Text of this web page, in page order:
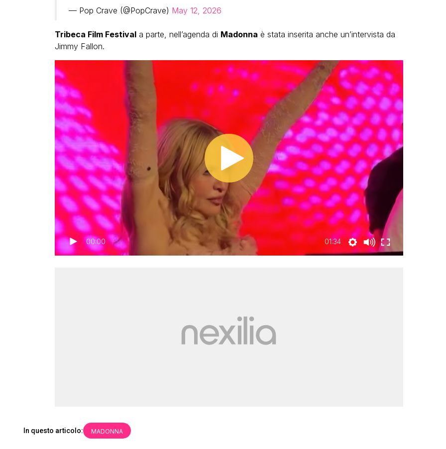
— Pop Crave (@PopCrave) May 12, 2026
Tribeca Film Festivala parte, nell’agenda di Madonna è stata inserita anche un’intervista da
Jimmy Fallon.
00:00 01:34
In questo articolo: MADONNA